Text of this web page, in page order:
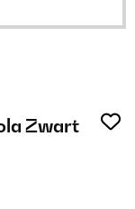
Zwart